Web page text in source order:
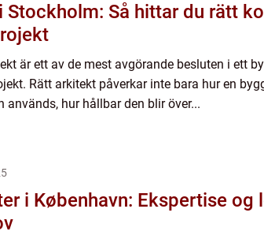
Stockholm: Så hittar du rätt
är ett av de mest avgörande besluten i ett
Rätt arkitekt påverkar inte bara hur en
används, hur hållbar den blir över...
i København: Ekspertise og